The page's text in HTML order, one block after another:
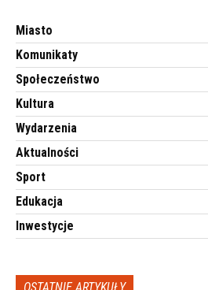
Miasto
Komunikaty
Społeczeństwo
Kultura
Wydarzenia
Aktualności
Sport
Edukacja
Inwestycje